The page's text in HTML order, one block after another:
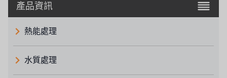
產品資訊
熱能處理
水質處理